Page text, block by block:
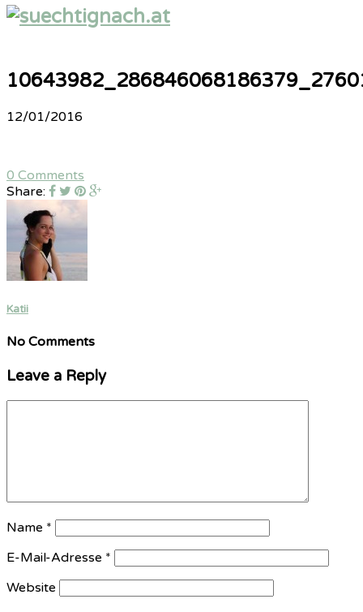
12/01/2016
0 Comments
Share:
Katii
No Comments
Leave a Reply
Name *
E-Mail-Adresse *
Website